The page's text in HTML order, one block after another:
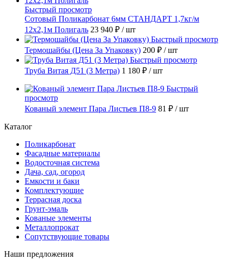
Быстрый просмотр
Сотовый Поликарбонат 6мм СТАНДАРТ 1,7кг/м
12х2,1м Полигаль 23 940 ₽ / шт
Быстрый просмотр
Термошайбы (Цена За Упаковку) 200 ₽ / шт
Быстрый просмотр
Труба Витая Д51 (3 Метра) 1 180 ₽ / шт
Быстрый
просмотр
Кованый элемент Пара Листьев П8-9 81 ₽ / шт
Каталог
Поликарбонат
Фасадные материалы
Водосточная система
Дача, сад, огород
Емкости и баки
Комплектующие
Террасная доска
Грунт-эмаль
Кованые элементы
Металлопрокат
Сопутствующие товары
Наши предложения